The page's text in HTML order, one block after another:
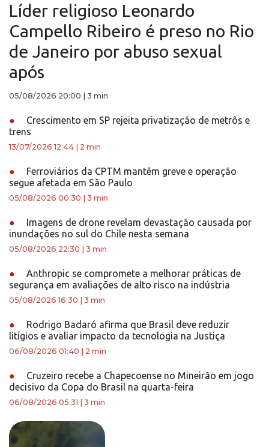
Líder religioso Leonardo
Campello Ribeiro é preso no Rio
de Janeiro por abuso sexual
após
05/08/2026 20:00 3 min
●
Crescimento em SP rejeita privatização de metrôs e
trens
13/07/2026 12:44 2 min
●
Ferroviários da CPTM mantêm greve e operação
segue afetada em São Paulo
05/08/2026 00:30 3 min
●
Imagens de drone revelam devastação causada por
inundações no sul do Chile nesta semana
05/08/2026 22:30 3 min
●
Anthropic se compromete a melhorar práticas de
segurança em avaliações de alto risco na indústria
05/08/2026 16:30 3 min
●
Rodrigo Badaró afirma que Brasil deve reduzir
litígios e avaliar impacto da tecnologia na Justiça
06/08/2026 01:40 2 min
●
Cruzeiro recebe a Chapecoense no Mineirão em jogo
decisivo da Copa do Brasil na quarta-feira
06/08/2026 05:31 3 min